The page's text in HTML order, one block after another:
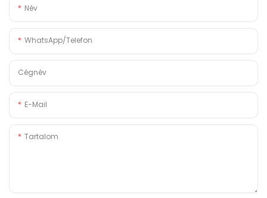
Név
WhatsApp/Telefon
Cégnév
E-Mail
Tartalom